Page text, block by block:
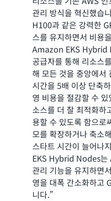
관리 방식을 혁신했습
H100과 같은 강력한
스를 유지하면서 비용
Amazon EKS Hybrid
공급자를 통해 리소스
해 모든 것을 중앙에서
시간을 5배 이상 단축
영 비용을 절감할 수
소스를 더 잘 최적화하
용할 수 있도록 함으로
모를 확장하거나 축소
스타트 시간이 늘어나
EKS Hybrid Nodes는
관리 기능을 유지하면
영을 대폭 간소화하고
니다.”